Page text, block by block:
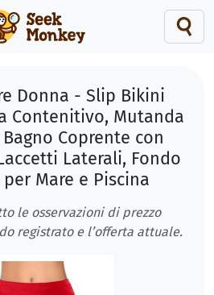
Donna - Slip Bikini
Contenitivo, Mutanda
Coprente con
Laterali, Fondo
Mare e Piscina
le osservazioni di prezzo
registrato e l’offerta attuale.